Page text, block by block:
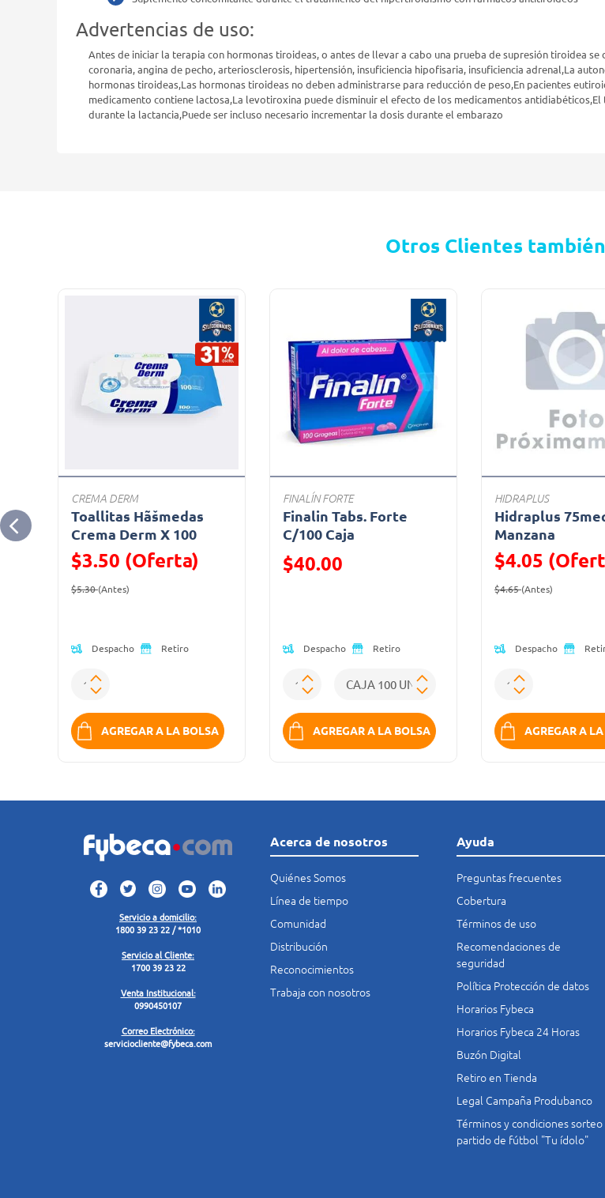
Advertencias de uso:
Antes de iniciar la terapia con hormonas tiroideas, o antes de llevar a cabo una prueba de supresión tiroidea
coronaria, angina de pecho, arteriosclerosis, hipertensión, insuficiencia hipofisaria, insuficiencia adrenal,La
hormonas tiroideas,Las hormonas tiroideas no deben administrarse para reducción de peso,En pacientes
medicamento contiene lactosa,La levotiroxina puede disminuir el efecto de los medicamentos
durante la lactancia,Puede ser incluso necesario incrementar la dosis durante el embarazo
Otros Clientes
CREMA DERM
Toallitas Hãšmedas
Crema Derm X 100
$3.50 (Oferta)
Precio reducido de
$5.30(Antes)
Despacho Retiro
AGREGAR A LA BOLSA
FINALÍN FORTE
Finalin Tabs. Forte
C/100 Caja
Precio reducido de
$40.00
Despacho Retiro
AGREGAR A LA BOLSA
HIDRAPLUS
Hidraplus
Manzana
$4.05
Precio reducido de
$4.65(Antes)
Despacho
AGREGAR A
Servicio a domicilio:
1800 39 23 22 / *1010
Servicio al Cliente:
1700 39 23 22
Venta Institucional:
0990450107
Correo Electrónico:
serviciocliente@fybeca.com
Acerca de nosotros
Quiénes Somos
Línea de tiempo
Comunidad
Distribución
Reconocimientos
Trabaja con nosotros
Ayuda
Preguntas frecuentes
Cobertura
Términos de uso
Recomendaciones de
seguridad
Política Protección de datos
Horarios Fybeca
Horarios Fybeca 24 Horas
Buzón Digital
Retiro en Tienda
Legal Campaña Produbanco
Términos y condiciones sorteo
partido de fútbol "Tu ídolo"